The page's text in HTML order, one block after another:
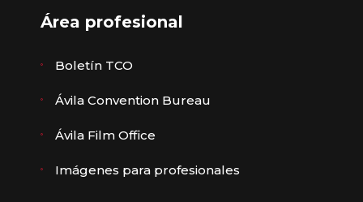
Área profesional
Boletín TCO
Ávila Convention Bureau
Ávila Film Office
Imágenes para profesionales